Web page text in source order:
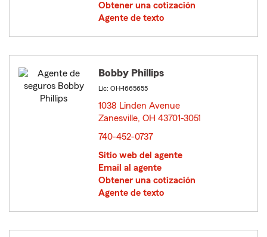
Obtener una cotización
Agente de texto
Bobby Phillips
Lic: OH-1665655
1038 Linden Avenue
Zanesville, OH 43701-3051
740-452-0737
Sitio web del agente
Email al agente
Obtener una cotización
Agente de texto